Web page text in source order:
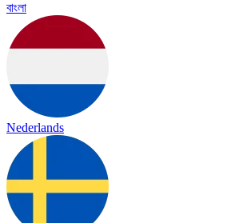
বাংলা
Nederlands